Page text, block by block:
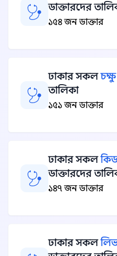
ডাক্তারদের
১৫৪ জন ডাক্তার
ঢাকার সকল
তালিকা
১৫১ জন ডাক্তার
ঢাকার সকল
ডাক্তারদের
১৪৭ জন ডাক্তার
ঢাকার সকল